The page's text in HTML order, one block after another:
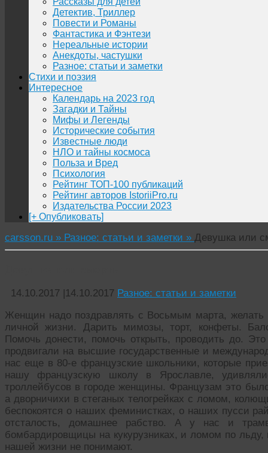
Детектив, Триллер
Повести и Романы
Фантастика и Фэнтези
Нереальные истории
Анекдоты, частушки
Разное: статьи и заметки
Стихи и поэзия
Интересное
Календарь на 2023 год
Загадки и Тайны
Мифы и Легенды
Исторические события
Известные люди
НЛО и тайны космоса
Польза и Вред
Психология
Рейтинг ТОП-100 публикаций
Рейтинг авторов IstoriiPro.ru
Издательства России 2023
[+ Опубликовать]
carsson.ru » Разное: статьи и заметки » Девушка или
14.10.2017 |14.10.2017 Разное: статьи и заметки
Женщин надо поздравлять с Восьмым марта, желать
личной жизни. Дарить мимозы, торт, конфеты.
Помочь донести, помочь открыть, проводить до.
продвигали на высшие государственные и
нас еще в 80-е французские школьники, которые
нашу французскую школу в Ярославле,
троллейбусов в городе женщины. Французам это
а дворничихи в стеганых телогрейках с ломом,
беспокоятся о наших феминистках, о наших пусcи
отсталость, домашнее рабство. А у нас и
бомбардировщицы на кукурузниках, и ломом по
нашей жизни не понимают.